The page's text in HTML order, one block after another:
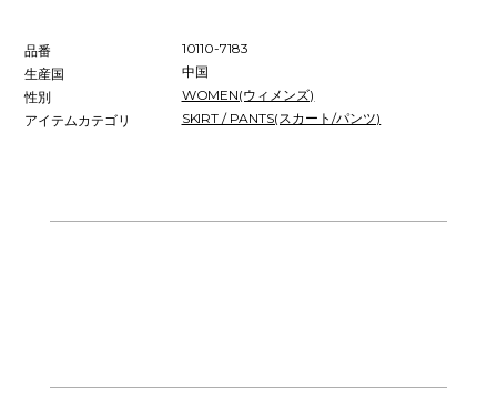
品番
10110-7183
生産国
中国
性別
WOMEN(ウィメンズ)
アイテムカテゴリ
SKIRT / PANTS(スカート/パンツ)